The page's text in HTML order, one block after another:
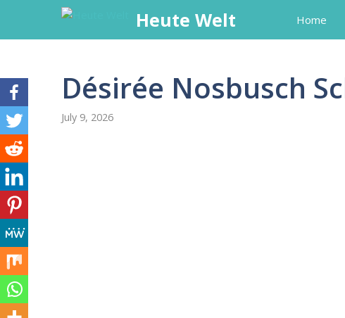
content
Heute Welt Home
Désirée Nosbusch
July 9, 2026